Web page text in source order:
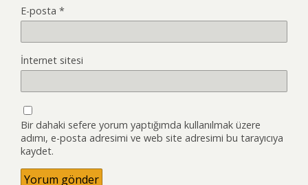
E-posta *
İnternet sitesi
Bir dahaki sefere yorum yaptığımda kullanılmak üzere
adımı, e-posta adresimi ve web site adresimi bu tarayıcıya
kaydet.